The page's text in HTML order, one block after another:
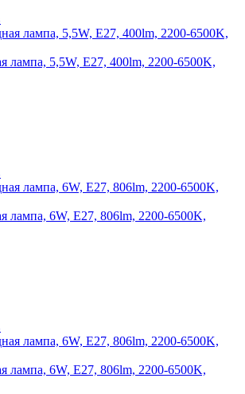
лампа, 5,5W, E27, 400lm, 2200-6500K,
лампа, 6W, E27, 806lm, 2200-6500K,
лампа, 6W, E27, 806lm, 2200-6500K,